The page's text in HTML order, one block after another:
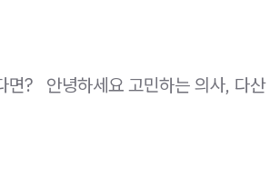
면? ​ ​ 안녕하세요 고민하는 의사, 다산